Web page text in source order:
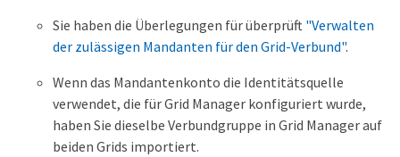
Sie haben die Überlegungen für überprüft "Verwalten
der zulässigen Mandanten für den Grid-Verbund".
Wenn das Mandantenkonto die Identitätsquelle
verwendet, die für Grid Manager konfiguriert wurde,
haben Sie dieselbe Verbundgruppe in Grid Manager auf
beiden Grids importiert.